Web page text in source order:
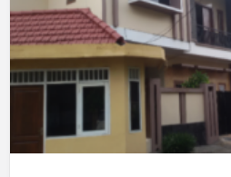
dekat
Hang
Tuah
dan
mulai
900rb